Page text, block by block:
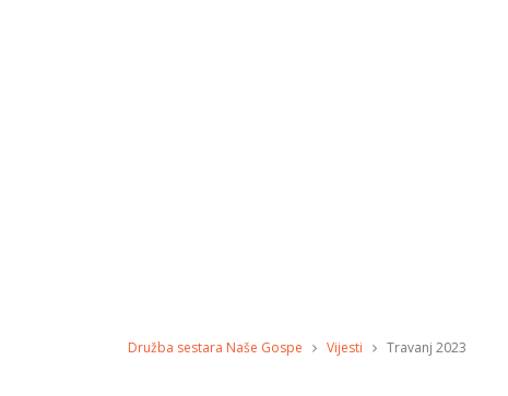
Družba sestara Naše Gospe Vijesti Travanj 2023